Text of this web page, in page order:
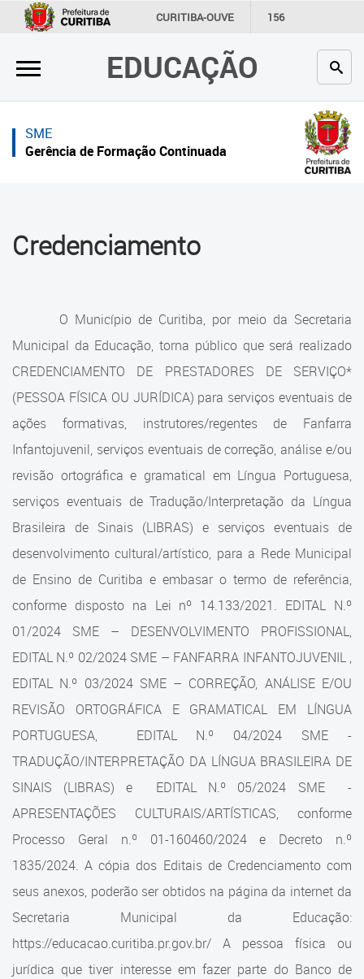
CURITIBA-OUVE 156
INFORMAÇÃO SECRETARIAS
EDUCAÇÃO
×
Inicial
Secretaria
Profissionais da educação
Contato
Portal da Prefeitura de Curitiba
Cadastramento Escolar
Cadastro Online
Portal ICS Instituto Curitiba de
Saúde
Portal Aprendere
×
Inicial
Inicial
Secretaria
Crianças e estudantes
Continuada
Equipe
Aprendere
Orientações para a Elaboração
de Projetos de Formação
Mentoria e Projetos Formativos
Estágios Curriculares
Mestrado Profissional
Polo UAB
Credenciamento
Fale Conosco
SME
Gerência de Formação Continuada
Credenciamento
O Município de Curitiba, por meio da Secretaria
Municipal da Educação, torna público que será realizado
CREDENCIAMENTO DE PRESTADORES DE SERVIÇO*
(PESSOA FÍSICA OU JURÍDICA) para serviços eventuais de
ações formativas, instrutores/regentes de Fanfarra
Infantojuvenil, serviços eventuais de correção, análise e/ou
revisão ortográfica e gramatical em Língua Portuguesa,
serviços eventuais de Tradução/Interpretação da Língua
Brasileira de Sinais (LIBRAS) e serviços eventuais de
desenvolvimento cultural/artístico, para a Rede Municipal
de Ensino de Curitiba e embasar o termo de referência,
conforme disposto na Lei nº 14.133/2021. EDITAL N.º
01/2024 SME – DESENVOLVIMENTO PROFISSIONAL,
EDITAL N.º 02/2024 SME – FANFARRA INFANTOJUVENIL ,
EDITAL N.º 03/2024 SME – CORREÇÃO, ANÁLISE E/OU
REVISÃO ORTOGRÁFICA E GRAMATICAL EM LÍNGUA
PORTUGUESA, EDITAL N.º 04/2024 SME -
TRADUÇÃO/INTERPRETAÇÃO DA LÍNGUA BRASILEIRA DE
SINAIS (LIBRAS) e EDITAL N.º 05/2024 SME -
APRESENTAÇÕES CULTURAIS/ARTÍSTICAS, conforme
Processo Geral n.º 01-160460/2024 e Decreto n.º
1835/2024. A cópia dos Editais de Credenciamento com
seus anexos, poderão ser obtidos na página da internet da
Secretaria Municipal da Educação:
https://educacao.curitiba.pr.gov.br/ A pessoa física ou
jurídica que tiver interesse em fazer parte do Banco de